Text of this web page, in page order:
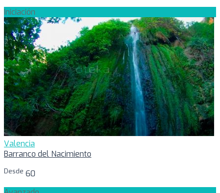
Iniciación
Valencia
Barranco del Nacimiento
Desde 60